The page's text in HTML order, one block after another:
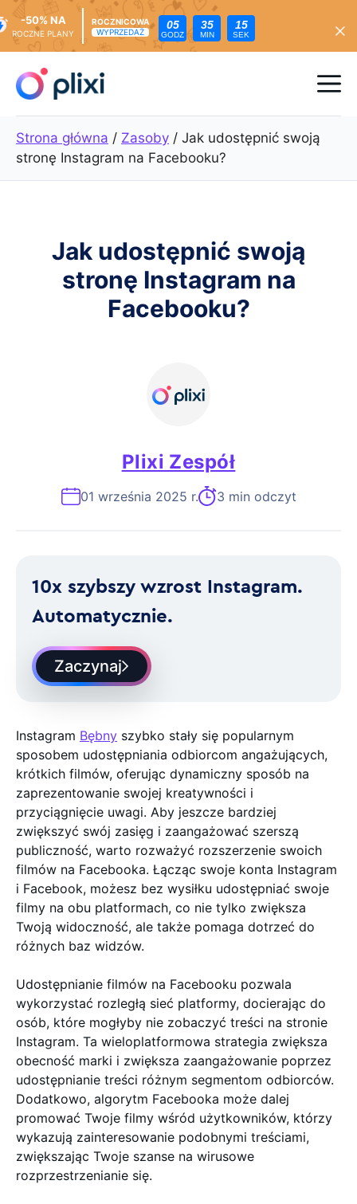
treści
-50% NA
ROCZNE PLANY
ROCZNICOWA
WYPRZEDAŻ
05
GODZ
35
MIN
14
SEK
Strona główna / Zasoby / Jak udostępnić swoją
stronę Instagram na Facebooku?
Jak udostępnić swoją
stronę Instagram na
Facebooku?
Plixi Zespół
01 września 2025 r. 3 min odczyt
10x szybszy wzrost Instagram.
Automatycznie.
Zaczynaj
Instagram Bębny szybko stały się popularnym
sposobem udostępniania odbiorcom angażujących,
krótkich filmów, oferując dynamiczny sposób na
zaprezentowanie swojej kreatywności i
przyciągnięcie uwagi. Aby jeszcze bardziej
zwiększyć swój zasięg i zaangażować szerszą
publiczność, warto rozważyć rozszerzenie swoich
filmów na Facebooka. Łącząc swoje konta Instagram
i Facebook, możesz bez wysiłku udostępniać swoje
filmy na obu platformach, co nie tylko zwiększa
Twoją widoczność, ale także pomaga dotrzeć do
różnych baz widzów.
Udostępnianie filmów na Facebooku pozwala
wykorzystać rozległą sieć platformy, docierając do
osób, które mogłyby nie zobaczyć treści na stronie
Instagram. Ta wieloplatformowa strategia zwiększa
obecność marki i zwiększa zaangażowanie poprzez
udostępnianie treści różnym segmentom odbiorców.
Dodatkowo, algorytm Facebooka może dalej
promować Twoje filmy wśród użytkowników, którzy
wykazują zainteresowanie podobnymi treściami,
zwiększając Twoje szanse na wirusowe
rozprzestrzenianie się.